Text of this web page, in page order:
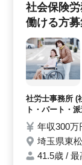
土日祝休みで
環境が整って
在籍し、協力
内容＞ 社労
実務全般、給
の高い仕事が
社会保険
働ける方募
社労士事務所 (
ト・パート・
年収300
埼玉県東
41.5歳 /